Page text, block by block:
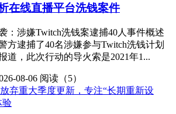
线直播平台洗钱案件
：涉嫌Twitch洗钱案逮捕40人事件概述
方逮捕了40名涉嫌参与Twitch洗钱计划
道，此次行动的导火索是2021年1...
08-06 阅读（5）